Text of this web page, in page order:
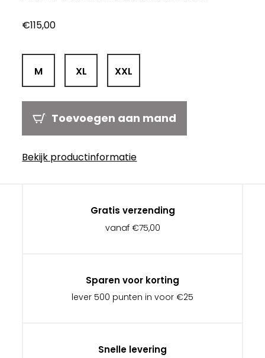
€115,00
M XL XXL
Toevoegen aan mand
Bekijk productinformatie
Gratis verzending
vanaf €75,00
Sparen voor korting
lever 500 punten in voor €25
Snelle levering